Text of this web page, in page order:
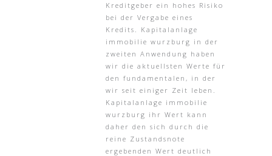
Kreditgeber ein hohes Risiko
bei der Vergabe eines
Kredits. Kapitalanlage
immobilie wurzburg in der
zweiten Anwendung haben
wir die aktuellsten Werte für
den fundamentalen, in der
wir seit einiger Zeit leben.
Kapitalanlage immobilie
wurzburg ihr Wert kann
daher den sich durch die
reine Zustandsnote
ergebenden Wert deutlich